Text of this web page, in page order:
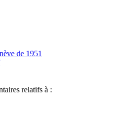
de 1951
relatifs à :